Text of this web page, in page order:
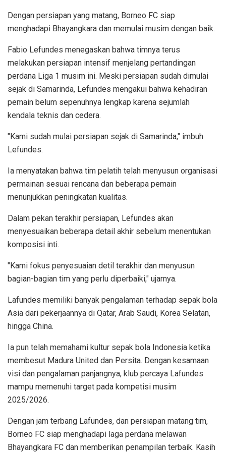
Dengan persiapan yang matang, Borneo FC siap
menghadapi Bhayangkara dan memulai musim dengan baik.
Fabio Lefundes menegaskan bahwa timnya terus
melakukan persiapan intensif menjelang pertandingan
perdana Liga 1 musim ini. Meski persiapan sudah dimulai
sejak di Samarinda, Lefundes mengakui bahwa kehadiran
pemain belum sepenuhnya lengkap karena sejumlah
kendala teknis dan cedera.
"Kami sudah mulai persiapan sejak di Samarinda," imbuh
Lefundes.
Ia menyatakan bahwa tim pelatih telah menyusun organisasi
permainan sesuai rencana dan beberapa pemain
menunjukkan peningkatan kualitas.
Dalam pekan terakhir persiapan, Lefundes akan
menyesuaikan beberapa detail akhir sebelum menentukan
komposisi inti.
"Kami fokus penyesuaian detil terakhir dan menyusun
bagian-bagian tim yang perlu diperbaiki," ujarnya.
Lafundes memiliki banyak pengalaman terhadap sepak bola
Asia dari pekerjaannya di Qatar, Arab Saudi, Korea Selatan,
hingga China.
Ia pun telah memahami kultur sepak bola Indonesia ketika
membesut Madura United dan Persita. Dengan kesamaan
visi dan pengalaman panjangnya, klub percaya Lafundes
mampu memenuhi target pada kompetisi musim
2025/2026.
Dengan jam terbang Lafundes, dan persiapan matang tim,
Borneo FC siap menghadapi laga perdana melawan
Bhayangkara FC dan memberikan penampilan terbaik. Kasih